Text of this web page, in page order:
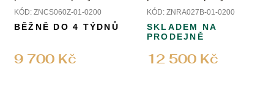
KÓD: ZNCS060Z-01-0200
9 700 Kč
BĚŽNĚ DO 4 TÝDNŮ
KÓD: ZNRA027B-01-0200
12 500 Kč
SKLADEM NA
PRODEJNĚ